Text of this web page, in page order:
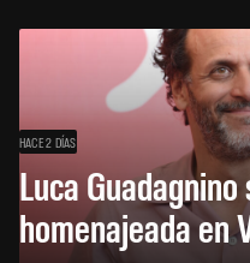
HACE 2 DÍAS
Luca
homenajeada en